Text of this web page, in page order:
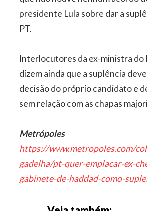
presidente Lula sobre dar a
PT.
Interlocutores da ex-ministra do
dizem ainda que a suplência
decisão do próprio candidato e
sem relação com as chapas
Metrópoles
https://www.metropoles.com/
gadelha/pt-quer-emplacar-ex-
gabinete-de-haddad-como-